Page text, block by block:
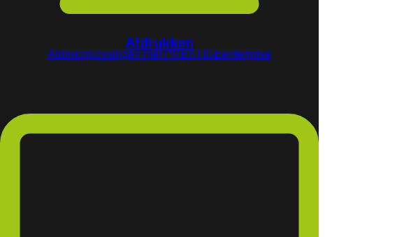
Afdrukken
Afdrukoplossingen met PRESTIGEenterprise